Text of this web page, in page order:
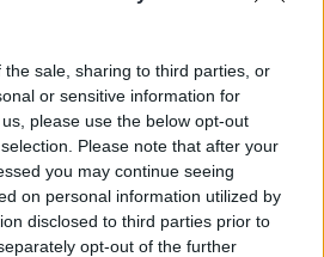
sale, sharing to third parties, or
or sensitive information for
please use the below opt-out
Please note that after your
you may continue seeing
on personal information utilized by
disclosed to third parties prior to
opt-out of the further
du bruit
après quelques freinages est
qui s’aggrave ou
symptômes doit vous alerter.
freins grincent ?